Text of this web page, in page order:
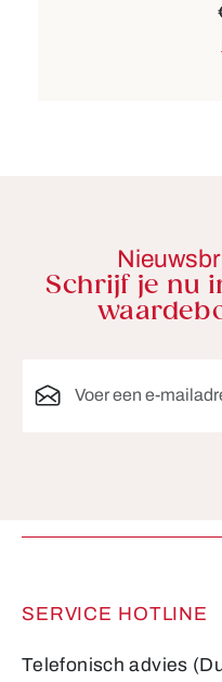
Schrijf je nu
SERVICE HOTLINE
Telefonisch advies